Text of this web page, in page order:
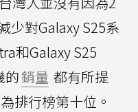
少對Galaxy S25系
和Galaxy S25
的銷量 都有所提
排行榜第十位。